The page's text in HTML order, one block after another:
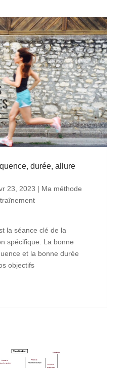
durée, allure
23, 2023 | Ma méthode
la séance clé de la
spécifique. La bonne
et la bonne durée
objectifs